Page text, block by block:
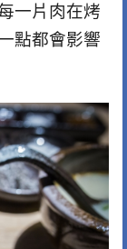
一片肉在烤
點都會影響